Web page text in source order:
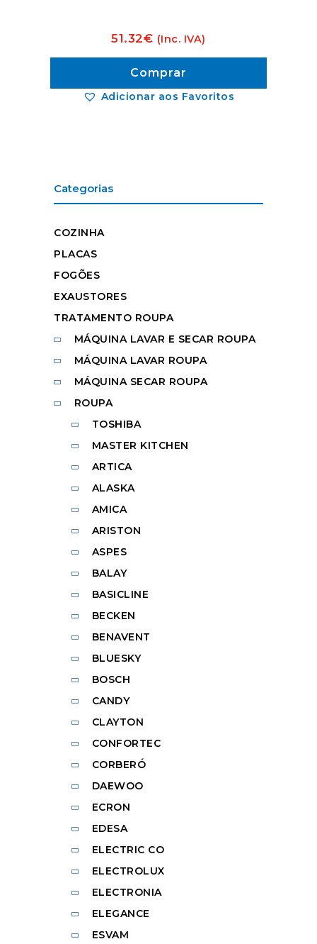
Adicionar aos Favoritos
51.32€ (Inc. IVA)
Comprar
Categorias
COZINHA
PLACAS
FOGÕES
EXAUSTORES
TRATAMENTO ROUPA
MÁQUINA LAVAR E SECAR ROUPA
MÁQUINA LAVAR ROUPA
MÁQUINA SECAR ROUPA
ROUPA
TOSHIBA
MASTER KITCHEN
ARTICA
ALASKA
AMICA
ARISTON
ASPES
BALAY
BASICLINE
BECKEN
BENAVENT
BLUESKY
BOSCH
CANDY
CLAYTON
CONFORTEC
CORBERÓ
DAEWOO
ECRON
EDESA
ELECTRIC CO
ELECTROLUX
ELECTRONIA
ELEGANCE
ESVAM